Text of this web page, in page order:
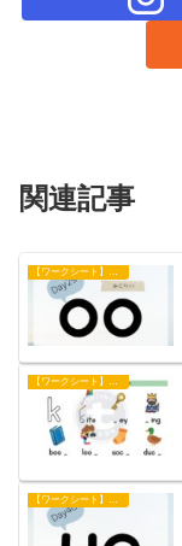
関連記事
【ワークシート】フォニックス